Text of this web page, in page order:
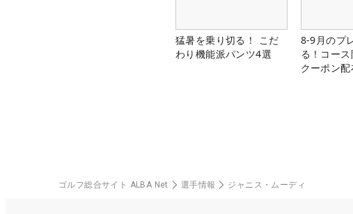
猛暑を乗り切る！ こだ
わり機能派パンツ4選
8-9月のプ
る！コー
クーポン配
ゴルフ総合サイト ALBA Net 選手情報 ジャニス・ムーディ